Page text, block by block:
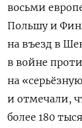
восьми
Польшу и
на въезд в
в войне
на
и отмечали,
более 180